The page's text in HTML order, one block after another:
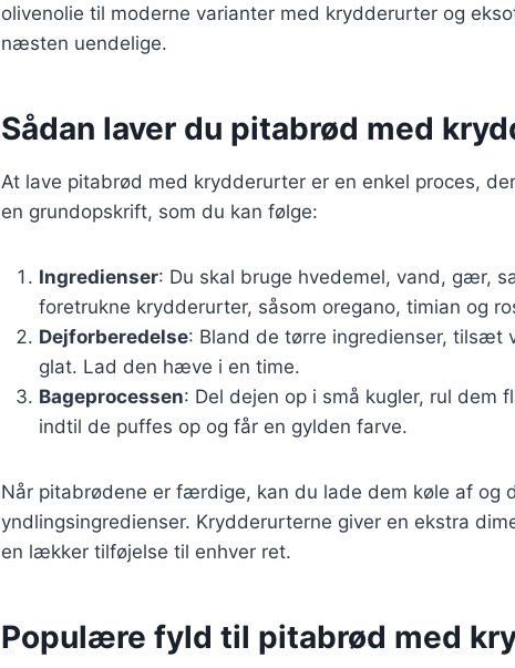
olivenolie til moderne varianter med krydderurter og
næsten uendelige.
Sådan laver du pitabrød med
At lave pitabrød med krydderurter er en enkel proces,
en grundopskrift, som du kan følge:
Ingredienser: Du skal bruge hvedemel, vand, gær,
foretrukne krydderurter, såsom oregano, timian og
Dejforberedelse: Bland de tørre ingredienser,
glat. Lad den hæve i en time.
Bageprocessen: Del dejen op i små kugler, rul dem
indtil de puffes op og får en gylden farve.
Når pitabrødene er færdige, kan du lade dem køle af og
yndlingsingredienser. Krydderurterne giver en ekstra
en lækker tilføjelse til enhver ret.
Populære fyld til pitabrød med